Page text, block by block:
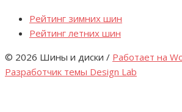
Рейтинг зимних шин
Рейтинг летних шин
© 2026 Шины и диски / Работает на
Разработчик темы Design Lab